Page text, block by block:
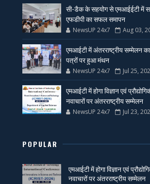
सी-डैक के सहयोग से एमआईईटी में
एफडीपी का सफल समापन
NewsUP 24x7 Aug 03,
एमआईटी में अंतरराष्ट्रीय सम्मेलन
पत्रों पर हुआ मंथन
NewsUP 24x7 Jul 25,
एमआईटी में होगा विज्ञान एवं
नवाचारों पर अंतरराष्ट्रीय सम्मेलन
NewsUP 24x7 Jul 23,
POPULAR
एमआईटी में होगा विज्ञान एवं
नवाचारों पर अंतरराष्ट्रीय सम्मेलन